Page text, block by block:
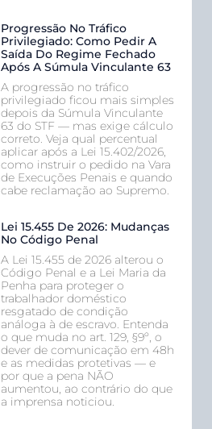
Progressão No Tráfico
Privilegiado: Como Pedir A
Saída Do Regime Fechado
Após A Súmula Vinculante 63
A progressão no tráfico
privilegiado ficou mais simples
depois da Súmula Vinculante
63 do STF — mas exige cálculo
correto. Veja qual percentual
aplicar após a Lei 15.402/2026,
como instruir o pedido na Vara
de Execuções Penais e quando
cabe reclamação ao Supremo.
Lei 15.455 De 2026: Mudanças
No Código Penal
A Lei 15.455 de 2026 alterou o
Código Penal e a Lei Maria da
Penha para proteger o
trabalhador doméstico
resgatado de condição
análoga à de escravo. Entenda
o que muda no art. 129, §9º, o
dever de comunicação em 48h
e as medidas protetivas — e
por que a pena NÃO
aumentou, ao contrário do que
a imprensa noticiou.